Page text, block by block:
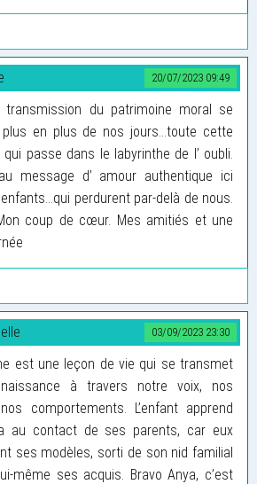
20/07/2023 09:49
transmission du patrimoine moral se
en plus de nos jours...toute cette
passe dans le labyrinthe de l’ oubli.
message d’ amour authentique ici
perdurent par-delà de nous.
coup de cœur. Mes amitiés et une
03/09/2023 23:30
est une leçon de vie qui se transmet
à travers notre voix, nos
comportements. L’enfant apprend
au contact de ses parents, car eux
ses modèles, sorti de son nid familial
même ses acquis. Bravo Anya, c’est